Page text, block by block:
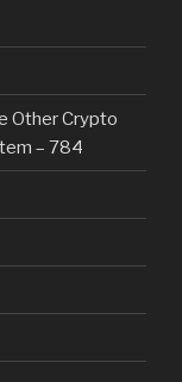
Other Crypto
– 784